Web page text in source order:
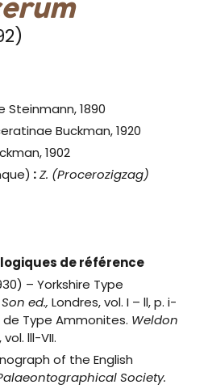
Steinmann, 1890
Buckman, 1920
1902
:Z. (Procerozigzag)
de référence
– Yorkshire Type
ed.,Londres, vol. I – ll, p. i-
de Type Ammonites. Weldon
lll-VII.
of the English
Society.